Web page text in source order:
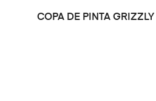
LEER MÁS
COPA DE PINTA GRIZZLY